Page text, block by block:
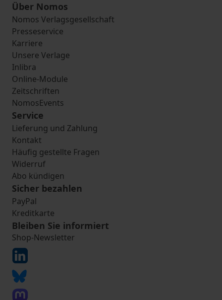
Über Nomos
Nomos Verlagsgesellschaft
Presseservice
Karriere
Unsere Verlage
Inlibra
Online-Module
Zeitschriften
NomosEvents
Service
Lieferung und Zahlung
Kontakt
Häufig gestellte Fragen
Widerruf
Abo kündigen
Sicher bezahlen
PayPal
Kreditkarte
Bleiben Sie informiert
Shop-Newsletter